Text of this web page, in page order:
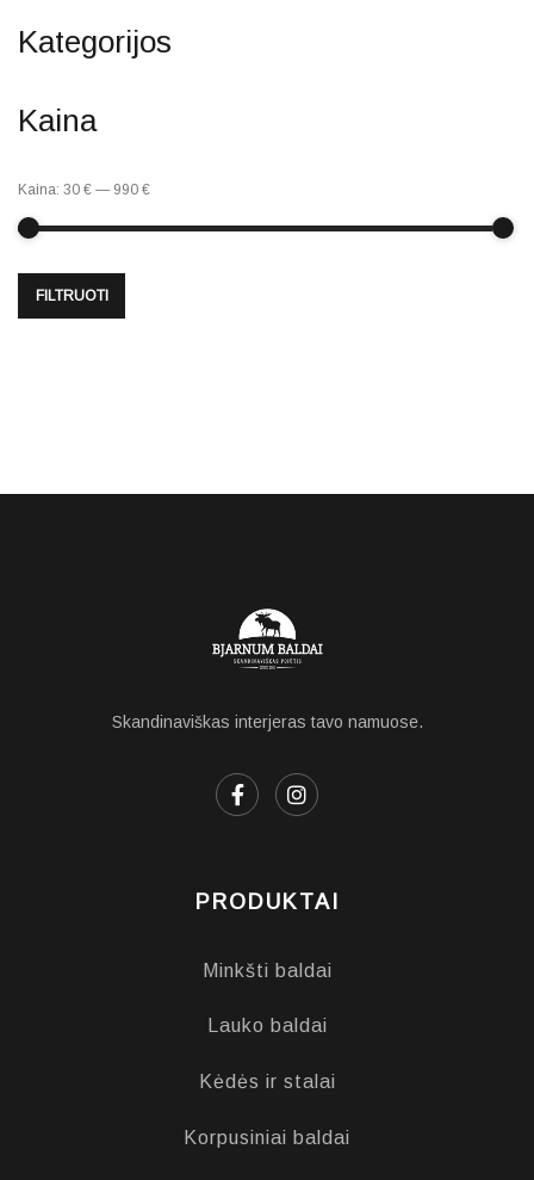
Kategorijos
Kaina
FILTRUOTI
Kaina: 30 € — 990 €
Skandinaviškas interjeras tavo namuose.
PRODUKTAI
Minkšti baldai
Lauko baldai
Kėdės ir stalai
Korpusiniai baldai